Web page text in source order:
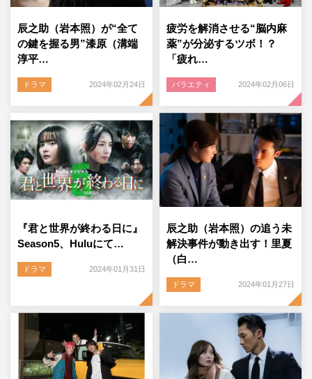
辰之助（岩本照）が“全て
の鍵を握る男”漆原（溝端
淳平…
ドラマ 2024年02月24日
疲労を解消させる“脳内麻
薬”が分泌するツボ！？
「疲れ…
バラエティ 2024年02月06日
『君と世界が終わる日に』
Season5、Huluにて…
ドラマ 2024年01月31日
辰之助（岩本照）の追う未
解決事件が動き出す！里夏
（白…
ドラマ 2024年01月27日